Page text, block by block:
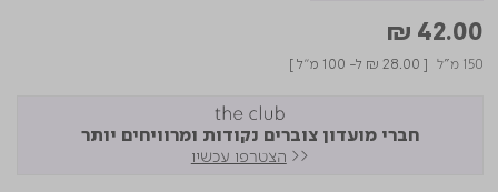
₪ 42.00
150 מ"ל [
₪ 28.00 ל- 100 מ"ל ]
חברי מועדון צוברים נקודות ומרוויחים יותר
<< הצטרפו עכשיו